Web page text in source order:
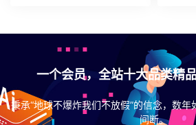
一个会员，全站十大品类精
秉承“地球不爆炸我们不放假”的信念，数
间断。